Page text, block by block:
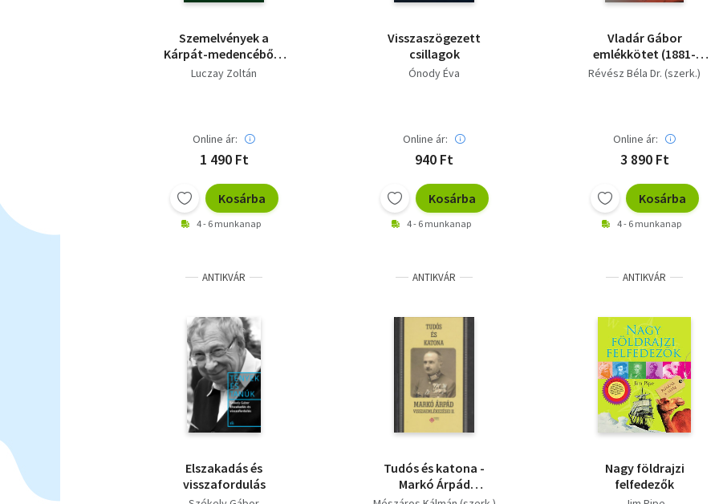
Szemelvények a
Kárpát-medencéből -
Dedikált
Luczay Zoltán
Online ár:
1 490 Ft
Kosárba
4 - 6 munkanap
Visszaszögezett
csillagok
Ónody Éva
Online ár:
940 Ft
Kosárba
4 - 6 munkanap
Vladár Gábor
emlékkötet (1881-
1972)
Révész Béla Dr. (szerk.)
Online ár:
3 890 Ft
Kosárba
4 - 6 munkanap
ANTIKVÁR
Elszakadás és
visszafordulás
ANTIKVÁR
Tudós és katona -
Markó Árpád
visszaemlékezései II.
ANTIKVÁR
Nagy földrajzi
felfedezők